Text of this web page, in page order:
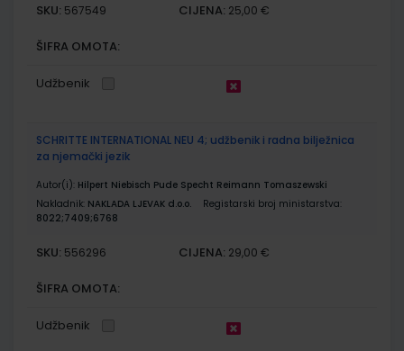
SKU: 567549 CIJENA: 25,00 €
ŠIFRA OMOTA:
Udžbenik
SCHRITTE INTERNATIONAL NEU 4; udžbenik i radna bilježnica
za njemački jezik
Autor(i): Hilpert Niebisch Pude Specht Reimann Tomaszewski
Nakladnik: NAKLADA LJEVAK d.o.o.
Registarski broj ministarstva:
8022;7409;6768
SKU: 556296 CIJENA: 29,00 €
ŠIFRA OMOTA:
Udžbenik